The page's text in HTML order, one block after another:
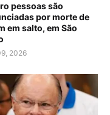
pessoas são
por morte de
em salto, em São
2026